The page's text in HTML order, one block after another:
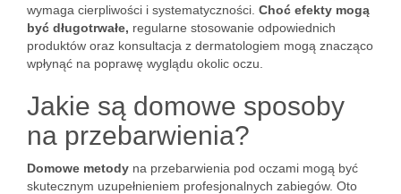
wymaga cierpliwości i systematyczności. Choć efekty mogą
być długotrwałe, regularne stosowanie odpowiednich
produktów oraz konsultacja z dermatologiem mogą znacząco
wpłynąć na poprawę wyglądu okolic oczu.
Jakie są domowe sposoby
na przebarwienia?
Domowe metody na przebarwienia pod oczami mogą być
skutecznym uzupełnieniem profesjonalnych zabiegów. Oto